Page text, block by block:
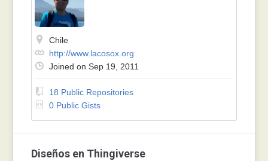
Chile
http://www.lacosox.org
Joined on Sep 19, 2011
18 Public Repositories
0 Public Gists
Diseños en Thingiverse